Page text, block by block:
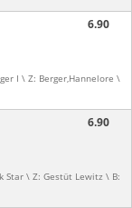
I \ Z: Berger,Hannelore \
6.90
Star \ Z: Gestüt Lewitz \ B:
6.90